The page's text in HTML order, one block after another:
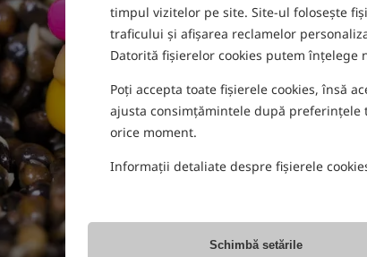
timpul vizitelor pe site. Site-ul folosește
traficului și afișarea reclamelor
Datorită fișierelor cookies putem
Poți accepta toate fișierele cookies, însă
ajusta consimțămintele după
orice moment.
Informații detaliate despre fișierele
Schimbă setările